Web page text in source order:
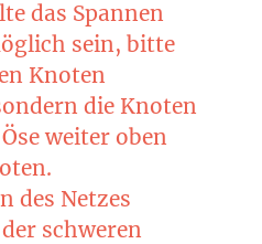
das Spannen
sein, bitte
Knoten
die Knoten
weiter oben
des Netzes
schweren